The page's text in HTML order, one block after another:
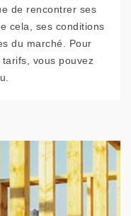
de rencontrer ses
cela, ses conditions
du marché. Pour
vous pouvez